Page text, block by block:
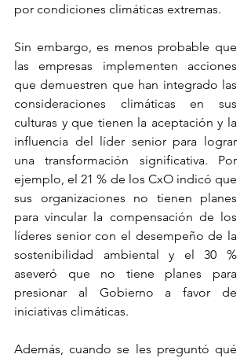
por condiciones climáticas extremas.
Sin embargo, es menos probable que
las empresas implementen acciones
que demuestren que han integrado las
consideraciones climáticas en sus
culturas y que tienen la aceptación y la
influencia del líder senior para lograr
una transformación significativa. Por
ejemplo, el 21 % de los CxO indicó que
sus organizaciones no tienen planes
para vincular la compensación de los
líderes senior con el desempeño de la
sostenibilidad ambiental y el 30 %
aseveró que no tiene planes para
presionar al Gobierno a favor de
iniciativas climáticas.
Además, cuando se les preguntó qué